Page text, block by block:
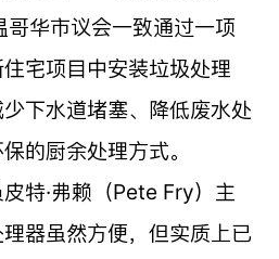
华市议会一致通过一项
宅项目中安装垃圾处理
下水道堵塞、降低废水处
的厨余处理方式。
特·弗赖（Pete Fry）主
器虽然方便，但实质上已